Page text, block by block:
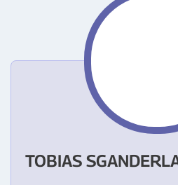
TOBIAS